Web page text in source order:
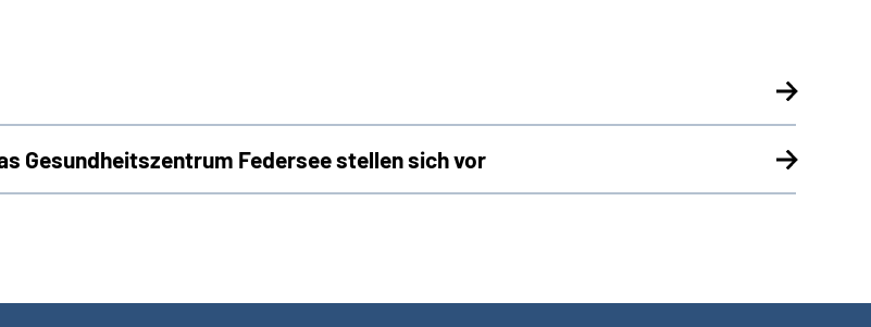
Gesundheitszentrum Federsee stellen sich vor